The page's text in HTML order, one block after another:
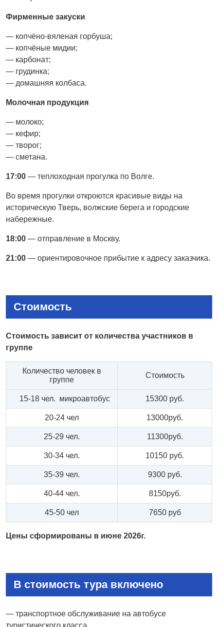
Фирменные закуски
— копчёно-вяленая горбуша;
— копчёные мидии;
— карбонат;
— грудинка;
— домашняя колбаса.
Молочная продукция
— молоко;
— кефир;
— творог;
— сметана.
17:00 — теплоходная прогулка по Волге.
Во время прогулки откроются красивые виды на
историческую Тверь, волжские берега и городские
набережные.
18:00 — отправление в Москву.
21:00 — ориентировочное прибытие к адресу заказчика.
Стоимость
Стоимость зависит от количества участников в
группе
Количество человек в
группе
Стоимость
15-18 чел. микроавтобус 15300 руб.
20-24 чел 13000руб.
25-29 чел. 11300руб.
30-34 чел. 10150 руб.
35-39 чел. 9300 руб.
40-44 чел. 8150руб.
45-50 чел 7650 руб
Цены сформированы в июне 2026г.
В стоимость тура включено
— транспортное обслуживание на автобусе
туристического класса